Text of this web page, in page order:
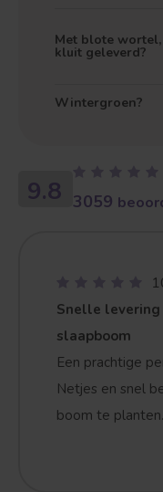
Met blote
kluit geleverd?
Wintergroen?
9.8 3059
Snelle levering
slaapboom
Een prachtige
Netjes en snel
boom te
Treurvorm